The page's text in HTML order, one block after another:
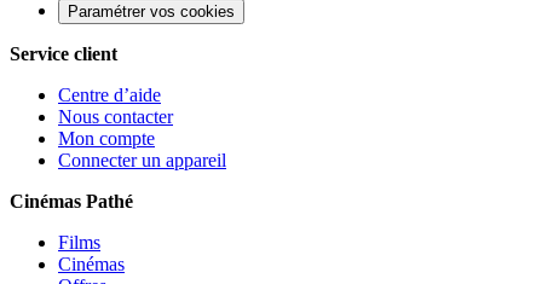
Paramétrer vos cookies
Service client
Centre d’aide
Nous contacter
Mon compte
Connecter un appareil
Cinémas Pathé
Films
Cinémas